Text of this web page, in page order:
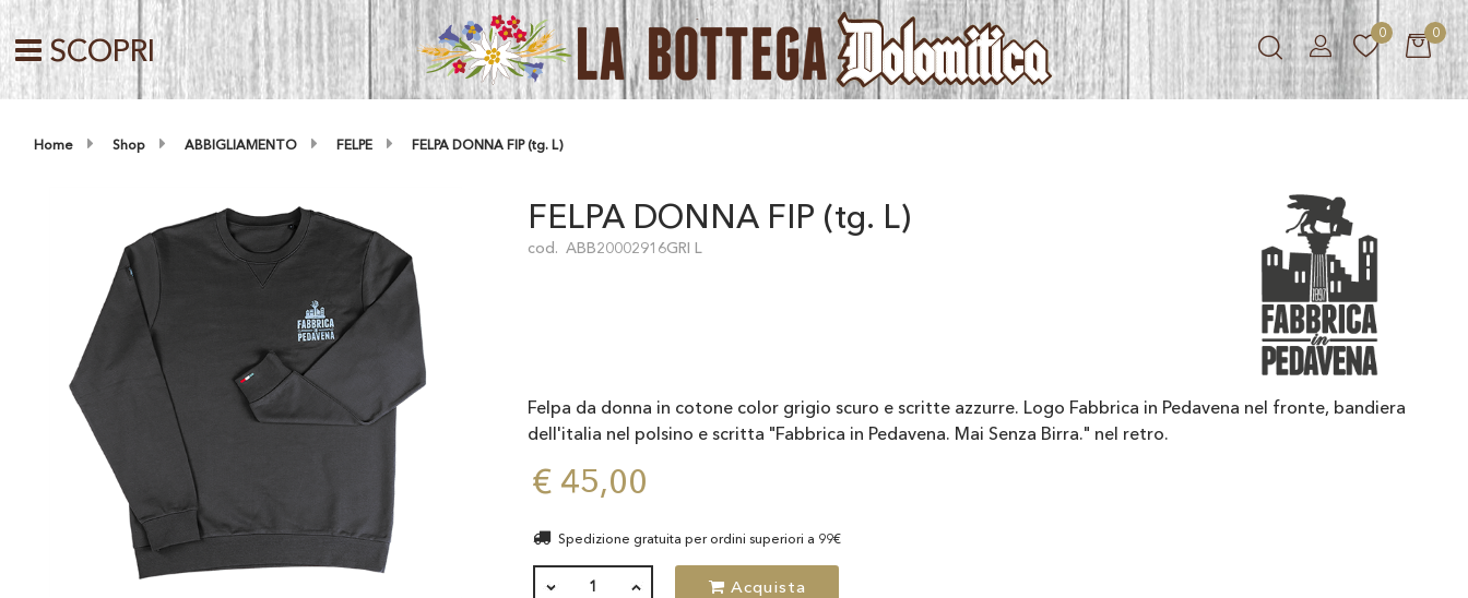
SCOPRI 0 0
Home Shop ABBIGLIAMENTO FELPE FELPA DONNA FIP (tg. L)
FELPA DONNA FIP (tg. L)
cod. ABB20002916GRI L
Felpa da donna in cotone color grigio scuro e scritte azzurre. Logo Fabbrica in Pedavena nel fronte, bandiera
dell'italia nel polsino e scritta "Fabbrica in Pedavena. Mai Senza Birra." nel retro.
€ 45,00
Spedizione gratuita per ordini superiori a 99€
QUANTITÀ Acquista